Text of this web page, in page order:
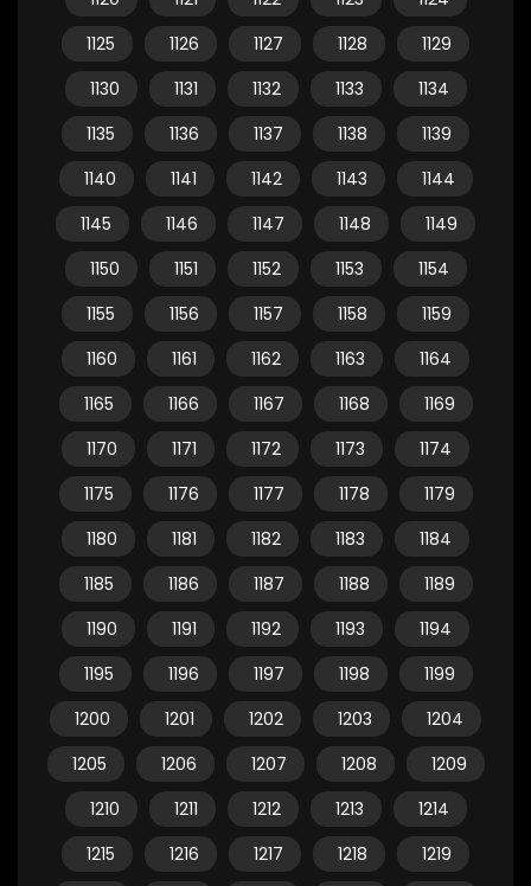
1125
1126 1127 1128
1129
1130
1131 1132 1133
1134
1135
1136 1137 1138
1139
1140
1141 1142 1143
1144
1145
1146 1147 1148
1149
1150
1151 1152 1153
1154
1155
1156 1157 1158
1159
1160
1161 1162 1163
1164
1165
1166 1167 1168
1169
1170
1171 1172 1173
1174
1175
1176 1177 1178
1179
1180
1181 1182 1183
1184
1185
1186 1187 1188
1189
1190
1191 1192 1193
1194
1195
1196 1197 1198
1199
1200
1201 1202 1203
1204
1205
1206 1207 1208
1209
1210
1211 1212 1213
1214
1215
1216 1217 1218
1219